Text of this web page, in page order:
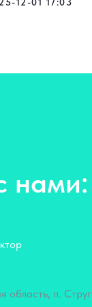
нами:
область, п.